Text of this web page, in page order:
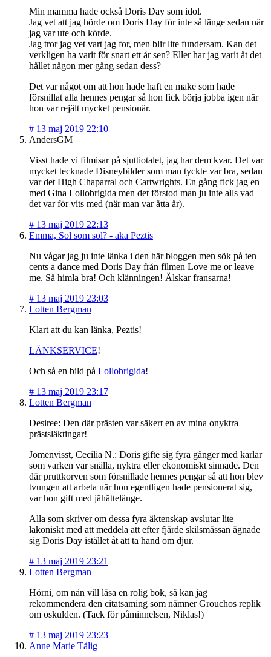
Min mamma hade också Doris Day som idol.
Jag vet att jag hörde om Doris Day för inte så länge sedan när
jag var ute och körde.
Jag tror jag vet vart jag for, men blir lite fundersam. Kan det
verkligen ha varit för snart ett år sen? Eller har jag varit åt det
hållet någon mer gång sedan dess?
Det var något om att hon hade haft en make som hade
försnillat alla hennes pengar så hon fick börja jobba igen när
hon var rejält mycket pensionär.
# 13 maj 2019 22:10
AndersGM
Visst hade vi filmisar på sjuttiotalet, jag har dem kvar. Det var
mycket tecknade Disneybilder som man tyckte var bra, sedan
var det High Chaparral och Cartwrights. En gång fick jag en
med Gina Lollobrigida men det förstod man ju inte alls vad
det var för vits med (när man var åtta år).
# 13 maj 2019 22:13
Emma, Sol som sol? - aka Peztis
Nu vågar jag ju inte länka i den här bloggen men sök på ten
cents a dance med Doris Day från filmen Love me or leave
me. Så himla bra! Och klänningen! Älskar fransarna!
# 13 maj 2019 23:03
Lotten Bergman
Klart att du kan länka, Peztis!
LÄNKSERVICE!
Och så en bild på Lollobrigida!
# 13 maj 2019 23:17
Lotten Bergman
Desiree: Den där prästen var säkert en av mina onyktra
prästsläktingar!
Jomenvisst, Cecilia N.: Doris gifte sig fyra gånger med karlar
som varken var snälla, nyktra eller ekonomiskt sinnade. Den
där pruttkorven som försnillade hennes pengar så att hon blev
tvungen att arbeta när hon egentligen hade pensionerat sig,
var hon gift med jähättelänge.
Alla som skriver om dessa fyra äktenskap avslutar lite
lakoniskt med att meddela att efter fjärde skilsmässan ägnade
sig Doris Day istället åt att ta hand om djur.
# 13 maj 2019 23:21
Lotten Bergman
Hörni, om nån vill läsa en rolig bok, så kan jag
rekommendera den citatsaming som nämner Grouchos replik
om oskulden. (Tack för påminnelsen, Niklas!)
# 13 maj 2019 23:23
Anne Marie Tålig